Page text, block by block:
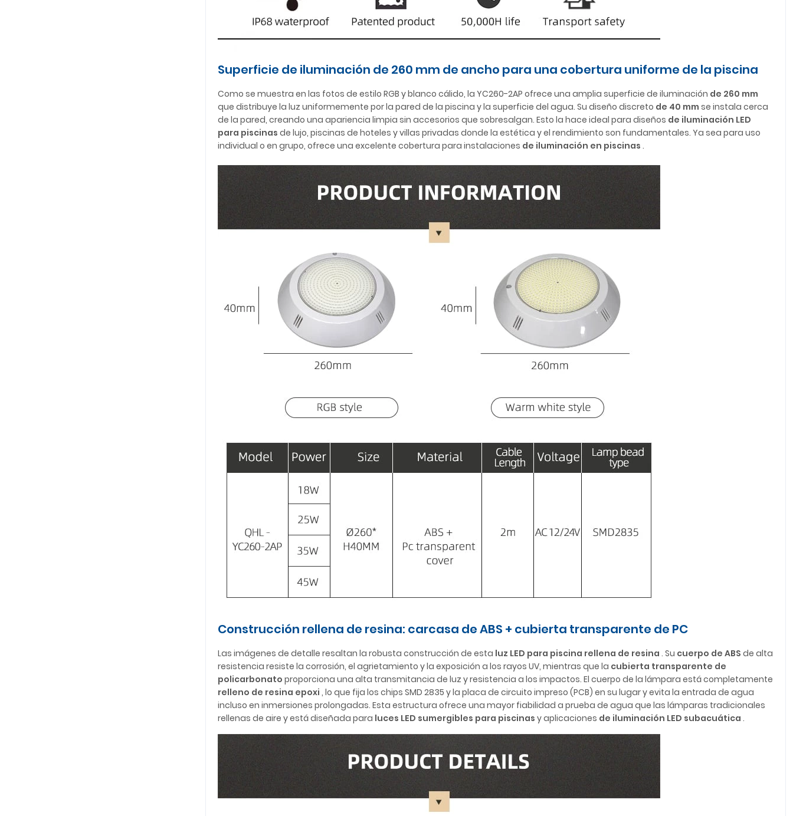
Superficie de iluminación de 260 mm de ancho para una cobertura uniforme de la piscina
Como se muestra en las fotos de estilo RGB y blanco cálido, la YC260-2AP ofrece una amplia superficie de iluminación de 260 mm
que distribuye la luz uniformemente por la pared de la piscina y la superficie del agua. Su diseño discreto de 40 mm se instala cerca
de la pared, creando una apariencia limpia sin accesorios que sobresalgan. Esto la hace ideal para diseños de iluminación LED
para piscinas de lujo, piscinas de hoteles y villas privadas donde la estética y el rendimiento son fundamentales. Ya sea para uso
individual o en grupo, ofrece una excelente cobertura para instalaciones de iluminación en piscinas .
Construcción rellena de resina: carcasa de ABS + cubierta transparente de PC
Las imágenes de detalle resaltan la robusta construcción de esta luz LED para piscina rellena de resina . Su cuerpo de ABS de alta
resistencia resiste la corrosión, el agrietamiento y la exposición a los rayos UV, mientras que la cubierta transparente de
policarbonato proporciona una alta transmitancia de luz y resistencia a los impactos. El cuerpo de la lámpara está completamente
relleno de resina epoxi , lo que fija los chips SMD 2835 y la placa de circuito impreso (PCB) en su lugar y evita la entrada de agua
incluso en inmersiones prolongadas. Esta estructura ofrece una mayor fiabilidad a prueba de agua que las lámparas tradicionales
rellenas de aire y está diseñada para luces LED sumergibles para piscinas y aplicaciones de iluminación LED subacuática .